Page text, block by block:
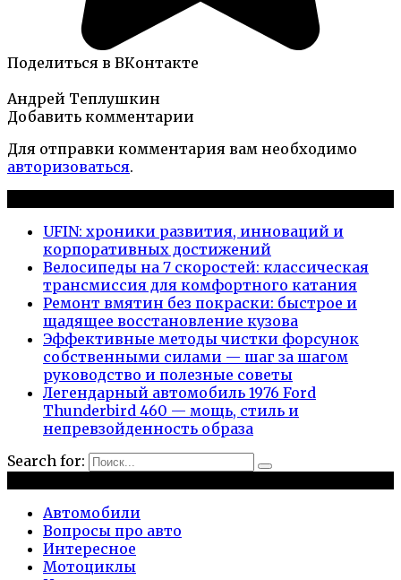
Поделиться в ВКонтакте
Андрей Теплушкин
Добавить комментарии
Для отправки комментария вам необходимо
авторизоваться.
UFIN: хроники развития, инноваций и
корпоративных достижений
Велосипеды на 7 скоростей: классическая
трансмиссия для комфортного катания
Ремонт вмятин без покраски: быстрое и
щадящее восстановление кузова
Эффективные методы чистки форсунок
собственными силами — шаг за шагом
руководство и полезные советы
Легендарный автомобиль 1976 Ford
Thunderbird 460 — мощь, стиль и
непревзойденность образа
Search for:
Автомобили
Вопросы про авто
Интересное
Мотоциклы